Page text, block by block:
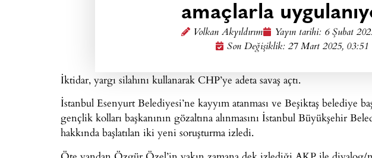
amaçlarla
Volkan Akyıldırım Yayın tarihi: 6 Şubat
Son Değişiklik: 27 Mart 2025, 03:51
İktidar, yargı silahını kullanarak CHP’ye adeta savaş açtı.
İstanbul Esenyurt Belediyesi’ne kayyım atanması ve Beşiktaş belediye
gençlik kolları başkanının gözaltına alınmasını İstanbul Büyükşehir
hakkında başlatılan iki yeni soruşturma izledi.